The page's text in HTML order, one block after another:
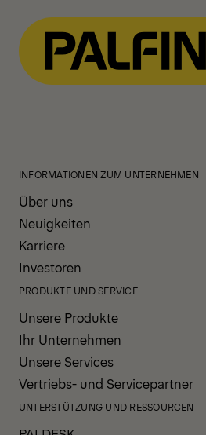
INFORMATIONEN ZUM UNTERNEHMEN
Über uns
Neuigkeiten
Karriere
Investoren
PRODUKTE UND SERVICE
Unsere Produkte
Ihr Unternehmen
Unsere Services
Vertriebs- und Servicepartner
UNTERSTÜTZUNG UND RESSOURCEN